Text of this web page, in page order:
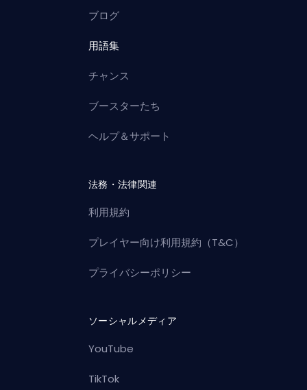
ブログ
用語集
チャンス
ブースターたち
ヘルプ＆サポート
法務・法律関連
利用規約
プレイヤー向け利用規約（T&C）
プライバシーポリシー
ソーシャルメディア
YouTube
TikTok